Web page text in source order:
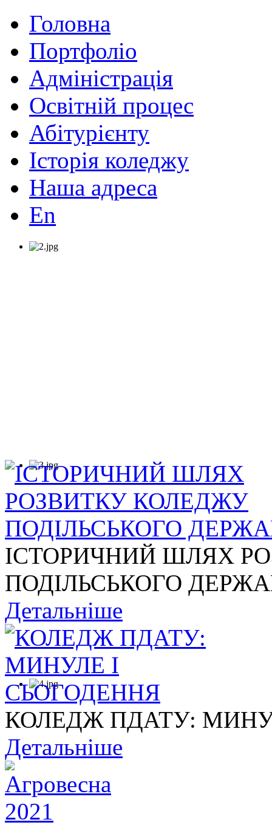
Головна
Портфоліо
Адміністрація
Освітній процес
Абітурієнту
Історія коледжу
Наша адреса
En
ІСТОРИЧНИЙ ШЛЯХ
ПОДІЛЬСЬКОГО
Детальніше
КОЛЕДЖ ПДАТУ:
Детальніше